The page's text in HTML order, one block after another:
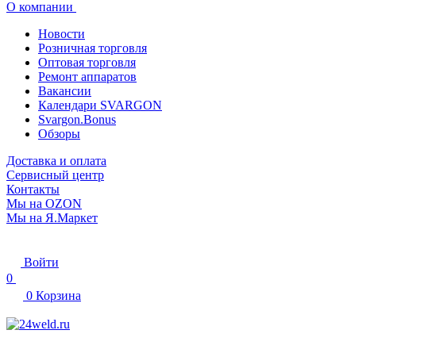
О компании
Новости
Розничная торговля
Оптовая торговля
Ремонт аппаратов
Вакансии
Календари SVARGON
Svargon.Bonus
Обзоры
Доставка и оплата
Сервисный центр
Контакты
Мы на OZON
Мы на Я.Маркет
Войти
0
0 Корзина